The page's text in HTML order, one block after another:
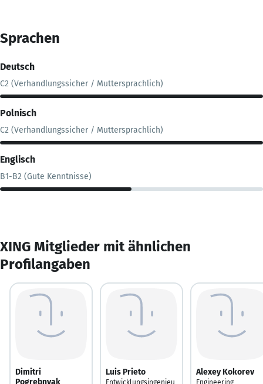
Sprachen
Deutsch
C2 (Verhandlungssicher / Muttersprachlich)
Polnisch
C2 (Verhandlungssicher / Muttersprachlich)
Englisch
B1-B2 (Gute Kenntnisse)
XING Mitglieder mit ähnlichen
Profilangaben
Dimitri
Pogrebnyak
Luis Prieto
Entwicklungsingenieu
Alexey Kokorev
Engineering